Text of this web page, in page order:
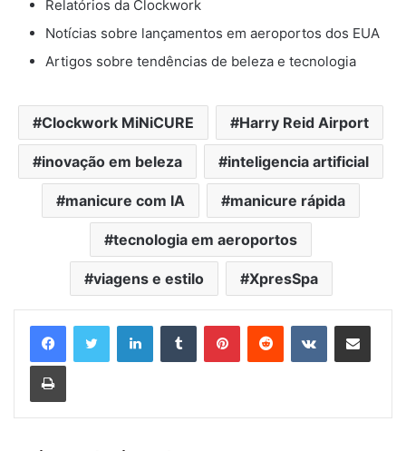
Relatórios da Clockwork
Notícias sobre lançamentos em aeroportos dos EUA
Artigos sobre tendências de beleza e tecnologia
Clockwork MiNiCURE Harry Reid Airport
inovação em beleza inteligencia artificial
manicure com IA manicure rápida
tecnologia em aeroportos
viagens e estilo XpresSpa